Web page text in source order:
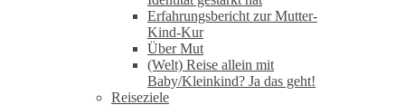
Erfahrungsbericht zur Mutter-
Kind-Kur
Über Mut
(Welt) Reise allein mit
Baby/Kleinkind? Ja das geht!
Reiseziele